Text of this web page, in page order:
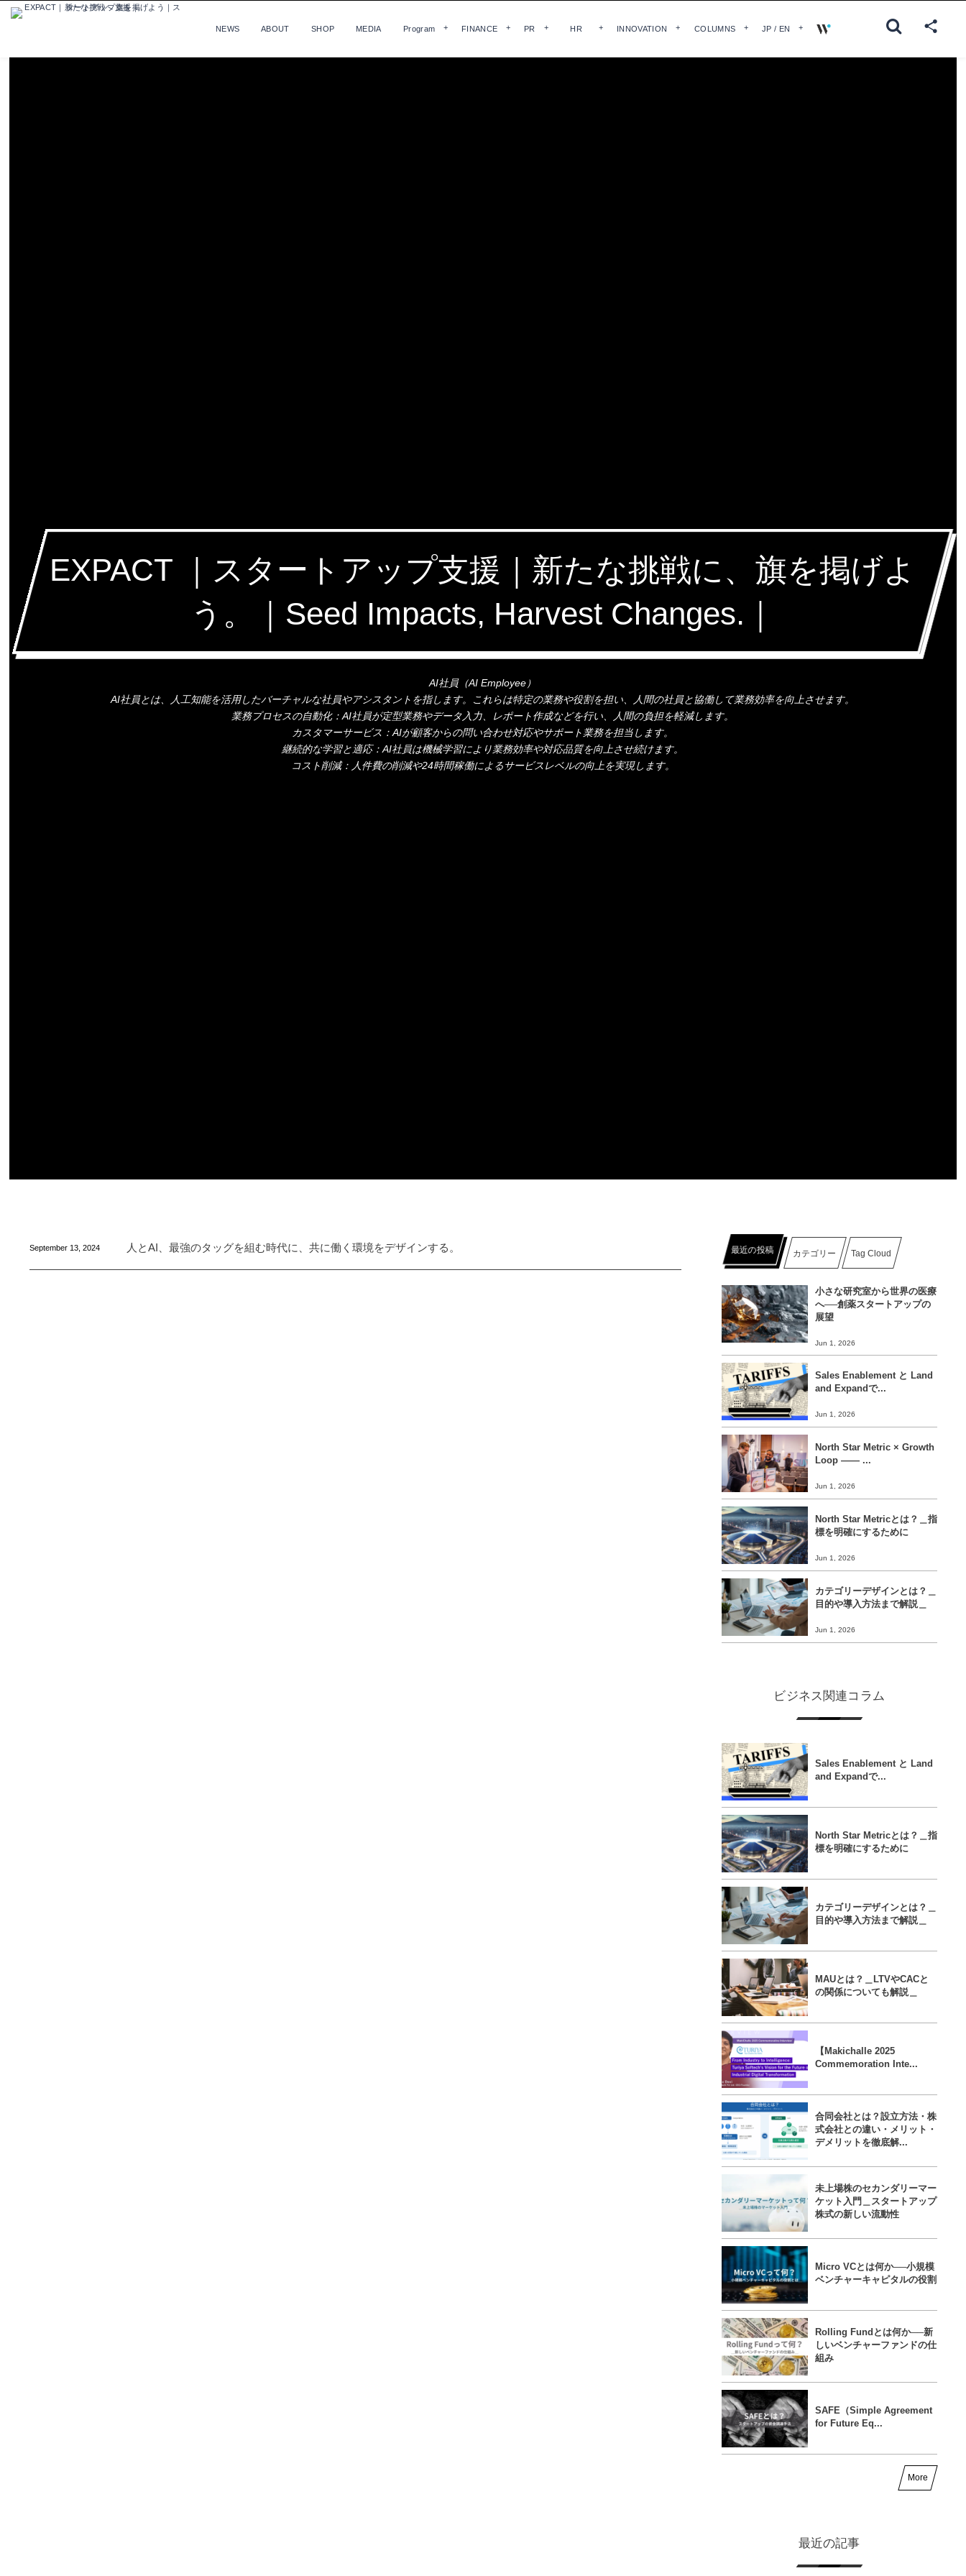
NEWS ABOUT SHOP MEDIA Program FINANCE PR HR INNOVATION COLUMNS JP / EN
EXPACT ｜スタートアップ支援｜新たな挑戦に、旗を掲げよ
う。｜Seed Impacts, Harvest Changes.｜
AI社員（AI Employee）
AI社員とは、人工知能を活用したバーチャルな社員やアシスタントを指します。これらは特定の業務や役割を担い、人間の社員と協働して業務効率を向上させます。
業務プロセスの自動化：AI社員が定型業務やデータ入力、レポート作成などを行い、人間の負担を軽減します。
カスタマーサービス：AIが顧客からの問い合わせ対応やサポート業務を担当します。
継続的な学習と適応：AI社員は機械学習により業務効率や対応品質を向上させ続けます。
コスト削減：人件費の削減や24時間稼働によるサービスレベルの向上を実現します。
September 13, 2024 人とAI、最強のタッグを組む時代に、共に働く環境をデザインする。 最近の投稿 カテゴリー Tag Cloud
小さな研究室から世界の医療
へ──創薬スタートアップの
展望
Jun 1, 2026
Sales Enablement と Land
and Expandで...
Jun 1, 2026
North Star Metric × Growth
Loop ―― ...
Jun 1, 2026
North Star Metricとは？＿指
標を明確にするために
Jun 1, 2026
カテゴリーデザインとは？＿
目的や導入方法まで解説＿
Jun 1, 2026
ビジネス関連コラム
Sales Enablement と Land
and Expandで...
North Star Metricとは？＿指
標を明確にするために
カテゴリーデザインとは？＿
目的や導入方法まで解説＿
MAUとは？＿LTVやCACと
の関係についても解説＿
【Makichalle 2025
Commemoration Inte...
合同会社とは？設立方法・株
式会社との違い・メリット・
デメリットを徹底解...
未上場株のセカンダリーマー
ケット入門＿スタートアップ
株式の新しい流動性
Micro VCとは何か──小規模
ベンチャーキャピタルの役割
Rolling Fundとは何か──新
しいベンチャーファンドの仕
組み
SAFE（Simple Agreement
for Future Eq...
More
最近の記事